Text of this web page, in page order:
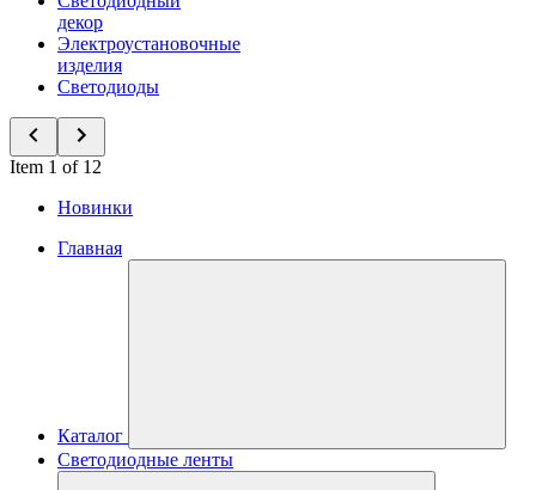
декор
Электроустановочные
изделия
Светодиоды
Item 1 of 12
Новинки
Главная
Каталог
Светодиодные ленты